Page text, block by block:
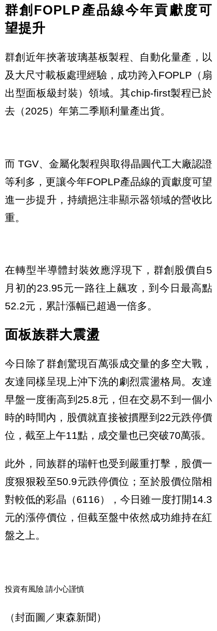
群創FOPLP產品線今年貢獻度可
望提升
群創近年挾著玻璃基板製程、自動化量產，以
及大尺寸載板處理經驗，成功跨入FOPLP（扇
出型面板級封裝）領域。其chip-first製程已於
去（2025）年第二季順利量產出貨。
而 TGV、金屬化製程與取得晶圓代工大廠認證
等利多，更讓今年FOPLP產品線的貢獻度可望
進一步提升，持續挹注非顯示器領域的營收比
重。
在轉型半導體封裝效應浮現下，群創股價自5
月初的23.95元一路往上飆攻，到今日最高點
52.2元，累計漲幅已超過一倍多。
面板族群大震盪
今日除了群創驚現百萬張成交量的多空大戰，
友達同樣呈現上沖下洗的劇烈震盪格局。友達
早盤一度衝高到25.8元，但在交易不到一個小
時的時間內，股價就直接被摜壓到22元跌停價
位，截至上午11點，成交量也已突破70萬張。
此外，同族群的瑞軒也受到嚴重打擊，股價一
度狠狠殺至50.9元跌停價位；至於股價位階相
對較低的彩晶（6116），今日雖一度打開14.3
元的漲停價位，但截至盤中依然成功維持在紅
盤之上。
投資有風險 請小心謹慎
（封面圖／東森新聞）